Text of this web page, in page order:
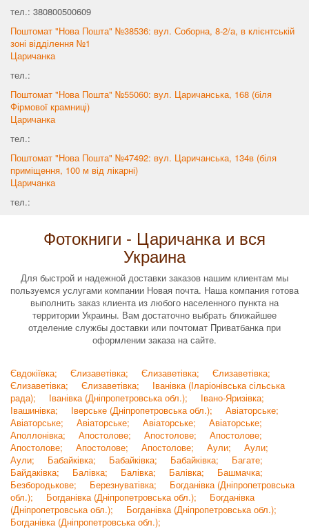
тел.: 380800500609
Поштомат "Нова Пошта" №38536: вул. Соборна, 8-2/а, в клієнтській
зоні відділення №1
Царичанка
тел.:
Поштомат "Нова Пошта" №55060: вул. Царичанська, 168 (біля
Фірмової крамниці)
Царичанка
тел.:
Поштомат "Нова Пошта" №47492: вул. Царичанська, 134в (біля
приміщення, 100 м від лікарні)
Царичанка
тел.:
Фотокниги - Царичанка и вся
Украина
Для быстрой и надежной доставки заказов нашим клиентам мы
пользуемся услугами компании Новая почта. Наша компания готова
выполнить заказ клиента из любого населенного пункта на
территории Украины. Вам достаточно выбрать ближайшее
отделение службы доставки или почтомат Приватбанка при
оформлении заказа на сайте.
Євдокіївка; Єлизаветівка; Єлизаветівка;
Єлизаветівка;
Єлизаветівка;
Єлизаветівка;
Іванівка (Іларіонівська сільська
рада);
Іванівка (Дніпропетровська обл.);
Івано-Яризівка;
Івашинівка;
Іверське (Дніпропетровська обл.);
Авіаторське;
Авіаторське;
Авіаторське; Авіаторське;
Авіаторське;
Аполлонівка;
Апостолове; Апостолове;
Апостолове;
Апостолове;
Апостолове; Апостолове; Аули;
Аули;
Аули;
Бабайківка; Бабайківка; Бабайківка;
Багате;
Байдаківка;
Балівка; Балівка; Балівка;
Башмачка;
Безбородькове;
Березнуватівка;
Богданівка (Дніпропетровська
обл.);
Богданівка (Дніпропетровська обл.);
Богданівка
(Дніпропетровська обл.);
Богданівка (Дніпропетровська обл.);
Богданівка (Дніпропетровська обл.);